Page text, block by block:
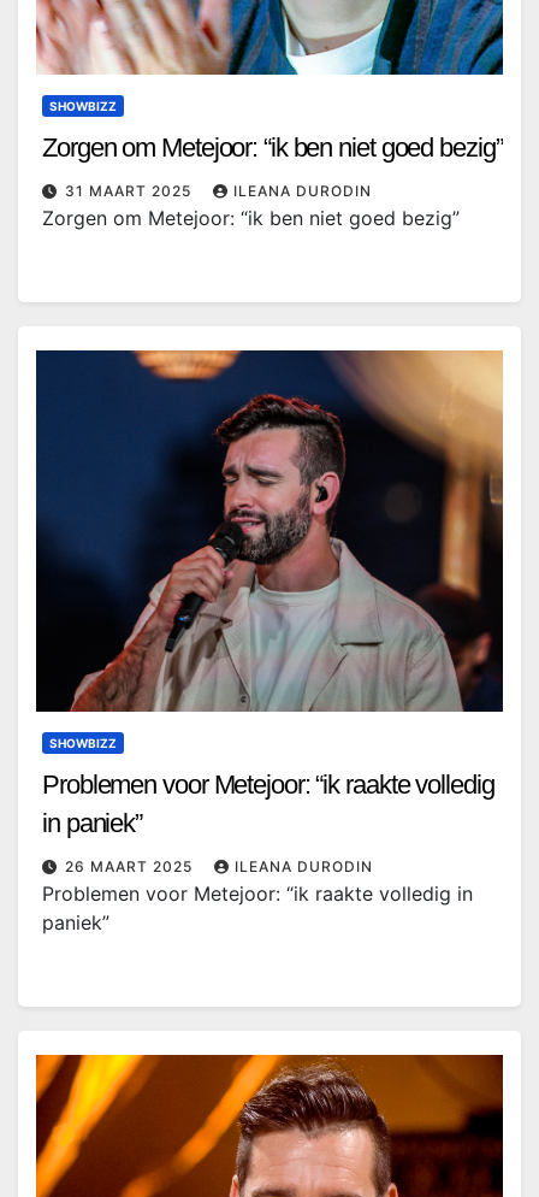
SHOWBIZZ
Zorgen om Metejoor: “ik ben niet goed bezig”
31 MAART 2025 ILEANA DURODIN
Zorgen om Metejoor: “ik ben niet goed bezig”
SHOWBIZZ
Problemen voor Metejoor: “ik raakte volledig
in paniek”
26 MAART 2025 ILEANA DURODIN
Problemen voor Metejoor: “ik raakte volledig in
paniek”